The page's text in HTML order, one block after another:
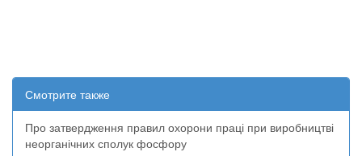
Смотрите также
Про затвердження правил охорони праці при виробництві
неорганічних сполук фосфору